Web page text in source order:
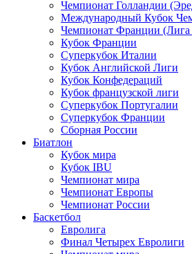
Чемпионат Голландии
Международный Кубок
Чемпионат Франции (Лига
Кубок Франции
Суперкубок Италии
Кубок Английской Лиги
Кубок Конфедераций
Кубок французской лиги
Суперкубок Португалии
Суперкубок Франции
Сборная России
Биатлон
Кубок мира
Кубок IBU
Чемпионат мира
Чемпионат Европы
Чемпионат России
Баскетбол
Евролига
Финал Четырех Евролиги